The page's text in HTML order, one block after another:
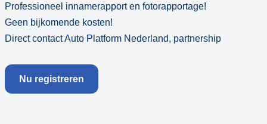
Professioneel innamerapport en fotorapportage!
Geen bijkomende kosten!
Direct contact Auto Platform Nederland, partnership!
Nu registreren